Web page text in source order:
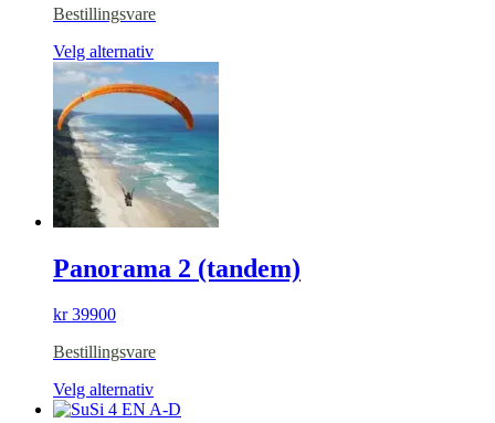
Bestillingsvare
Velg alternativDette
produktet
har
flere
varianter.
Alternativene
kan
velges
på
produktsiden
Panorama 2 (tandem)
kr39900
Bestillingsvare
Velg alternativDette
produktet